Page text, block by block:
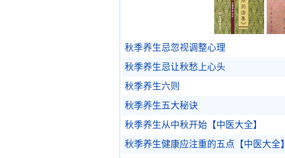
秋季养生忌忽视调整心理
秋季养生忌让秋愁上心头
秋季养生六则
秋季养生五大秘诀
秋季养生从中秋开始【中医大全】
秋季养生健康应注重的五点【中医大全】